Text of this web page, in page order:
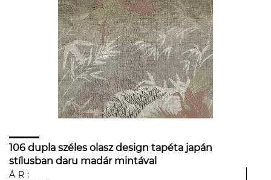
106 dupla széles olasz design tapéta japán
stílusban daru madár mintával
ÁR: